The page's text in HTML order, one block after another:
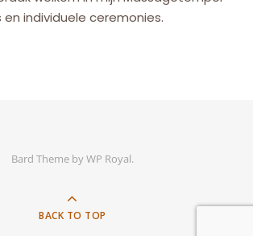
individuele ceremonies.
Bard Theme byWP Royal.
BACK TO TOP